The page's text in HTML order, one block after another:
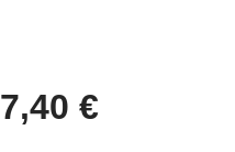
7,40 €